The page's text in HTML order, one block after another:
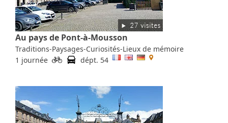
Au pays de Pont-à-Mousson
Traditions-Paysages-Curiosités-Lieux de mémoire
1 journée
dépt. 54